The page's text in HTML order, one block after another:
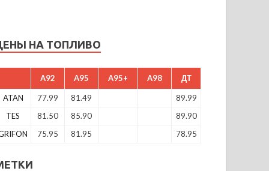
НА ТОПЛИВО
A92 A95 A95+ A98 ДТ
ATAN 77.99 81.49
89.99
TES
81.50 85.90
89.90
75.95 81.95 78.95